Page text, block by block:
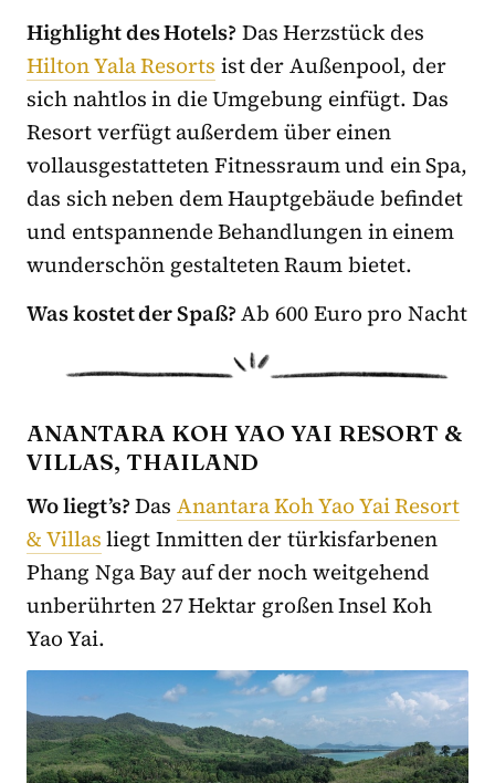
Highlight des Hotels? Das Herzstück des
Hilton Yala Resorts ist der Außenpool, der
sich nahtlos in die Umgebung einfügt. Das
Resort verfügt außerdem über einen
vollausgestatteten Fitnessraum und ein Spa,
das sich neben dem Hauptgebäude befindet
und entspannende Behandlungen in einem
wunderschön gestalteten Raum bietet.
Was kostet der Spaß?Ab 600 Euro pro Nacht
ANANTARA KOH YAO YAI RESORT &
VILLAS, THAILAND
Wo liegt’s?Das Anantara Koh Yao Yai Resort
& Villasliegt Inmitten der türkisfarbenen
Phang Nga Bay auf der noch weitgehend
unberührten 27 Hektar großen Insel Koh
Yao Yai.